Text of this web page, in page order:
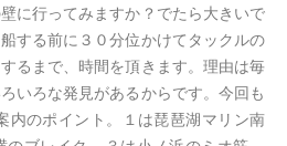
に行ってみますか？でたら大きいで
する前に３０分位かけてタックルの
るまで、時間を頂きます。理由は毎
いろな発見があるからです。今回も
内のポイント。１は琵琶湖マリン南